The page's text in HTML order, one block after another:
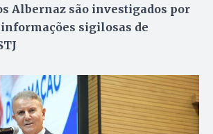
Albernaz são investigados por
sigilosas de